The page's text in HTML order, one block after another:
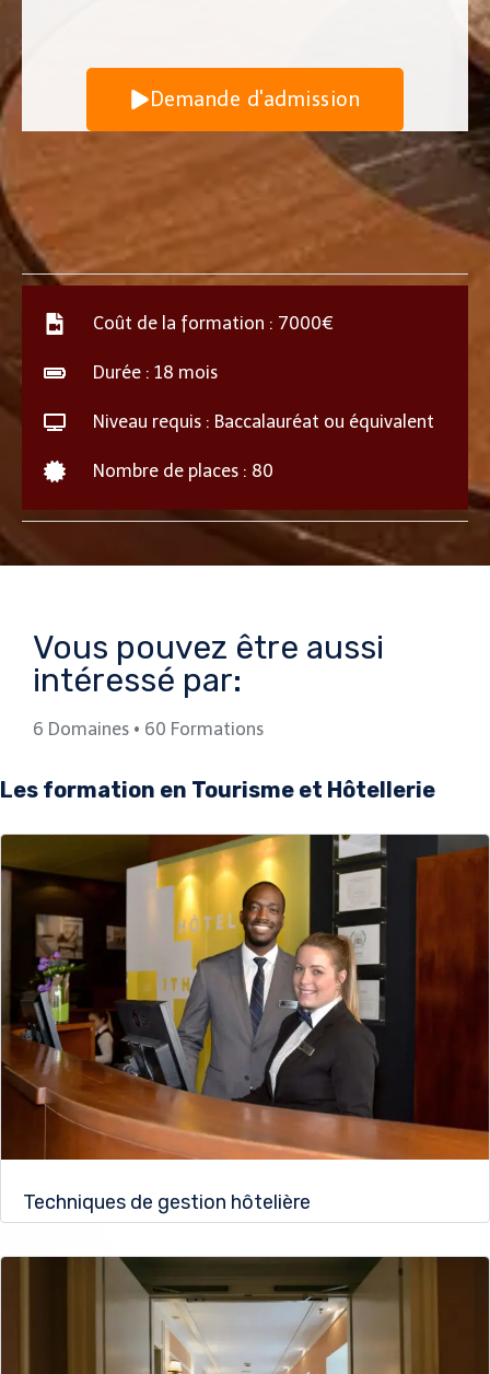
Demande d'admission
Coût de la formation : 7000€
Durée : 18 mois
Niveau requis : Baccalauréat ou équivalent
Nombre de places : 80
Vous pouvez être aussi
intéressé par:
6 Domaines • 60 Formations
Les formation en Tourisme et Hôtellerie
Techniques de gestion hôtelière